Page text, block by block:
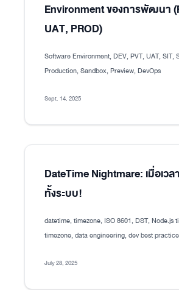
Environment ของการพัฒนา
UAT, PROD)
Software Environment, DEV, PVT, UAT, SIT,
Production, Sandbox, Preview, DevOps
Sept. 14, 2025
DateTime Nightmare: เมื่อเว
ทั้งระบบ!
datetime, timezone, ISO 8601, DST, Node.js
timezone, data engineering, dev best
July 28, 2025